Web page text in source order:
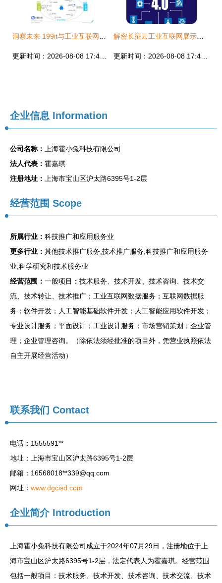
企业信息 Information
公司名称：
上海霍小兔科技有限公司
法人代表： 霍嘉琪
注册地址：
上海市宝山区沪太路6395号1-2层
经营范围 Scope
所属行业： 科技推广和应用服务业
更多行业： 其他技术推广服务,技术推广服务,科技推广和应用服务
业,科学研究和技术服务业
经营范围： 一般项目：技术服务、技术开发、技术咨询、技术交
流、技术转让、技术推广；工业互联网数据服务；互联网数据服
务；软件开发；人工智能基础软件开发；人工智能应用软件开发；
专业设计服务；平面设计；工业设计服务；市场营销策划；企业管
理；企业管理咨询。（除依法须经批准的项目外，凭营业执照依法
自主开展经营活动）
联系我们 Contact
电话：1555591**
地址：上海市宝山区沪太路6395号1-2层
邮箱：16568018**339@qq.com
网址： www.dgcisd.com
企业简介Introduction
上海霍小兔科技有限公司成立于2024年07月29日，注册地位于上
海市宝山区沪太路6395号1-2层，法定代表人为霍嘉琪。经营范围
包括一般项目：技术服务、技术开发、技术咨询、技术交流、技术